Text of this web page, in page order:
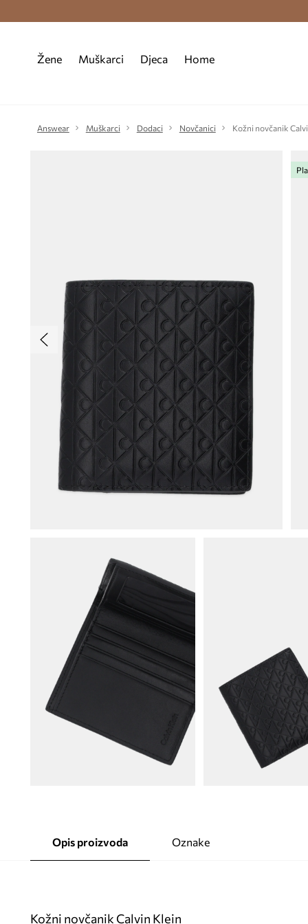
Besplatna
Žene Muškarci Djeca Home
Answear Muškarci Dodaci Novčanici Kožni novčanik
Opis proizvoda Oznake
Kožni novčanik Calvin Klein